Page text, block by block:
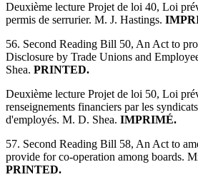
Deuxième lecture Projet de loi 40, Loi
permis de serrurier. M. J. Hastings.
56. Second Reading Bill 50, An Act to
Disclosure by Trade Unions and
Shea. PRINTED.
Deuxième lecture Projet de loi 50, Loi
renseignements financiers par les
d'employés. M. D. Shea. IMPRIMÉ.
57. Second Reading Bill 58, An Act to
provide for co-operation among boards.
PRINTED.